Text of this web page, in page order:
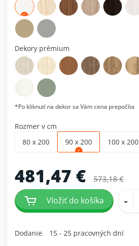
Rozmer v cm
80 x 200
90 x 200 100 x 200
Dekory prémium
*Po kliknutí na dekor sa Vám cena prepočíta
481,47 € 573,18 €
Vložiť do košíka -
Dodanie 15 - 25 pracovných dní